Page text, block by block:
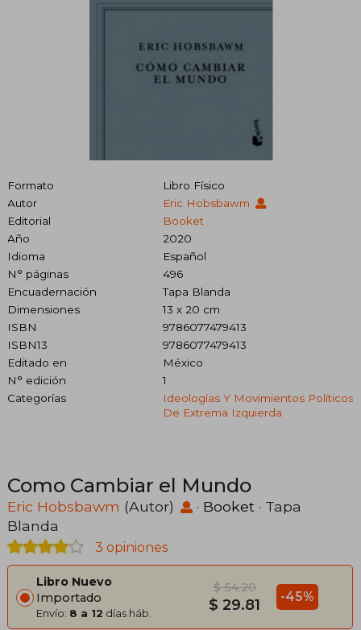
Formato
Libro Físico
Autor
Eric Hobsbawm
Editorial
Booket
Año
2020
Idioma
Español
N° páginas
496
Encuadernación
Tapa Blanda
Dimensiones
13 x 20 cm
ISBN
9786077479413
ISBN13
9786077479413
Editado en
México
N° edición
1
Categorías
Ideologías Y Movimientos Políticos
De Extrema Izquierda
Como Cambiar el Mundo
Eric Hobsbawm (Autor) · Booket · Tapa
Blanda
3 opiniones
Libro Nuevo
Importado
Envío: 8 a 12 días háb.
$ 54.20
$ 29.81 -45%